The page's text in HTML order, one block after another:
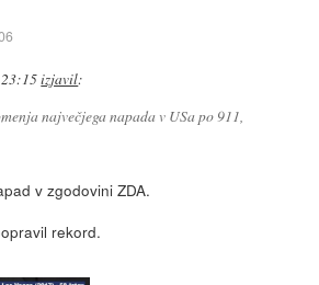
izjavil:
največjega napada v USa po 911,
v zgodovini ZDA.
rekord.